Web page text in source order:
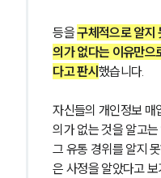
등을 구체적으로 알지
의가 없다는 이유만으
다고 판시 했습니다.
자신들의 개인정보 매
의가 없는 것을 알고
그 유통 경위를 알지
은 사정을 알았다고